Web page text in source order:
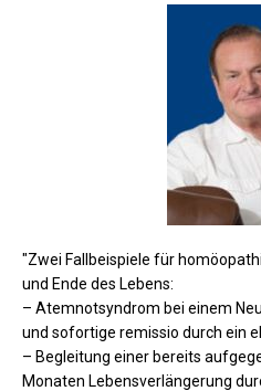
"Zwei Fallbeispiele für
und Ende des Lebens:
– Atemnotsyndrom bei einem
und sofortige remissio durch ein
– Begleitung einer bereits
Monaten Lebensverlängerung